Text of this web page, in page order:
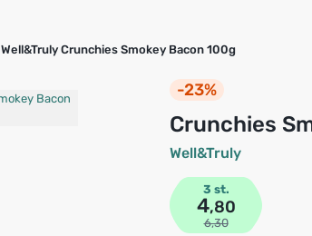
Well&Truly Crunchies Smokey Bacon 100g
-23%
Crunchies
Well&Truly
3 st.
4,80
6,30